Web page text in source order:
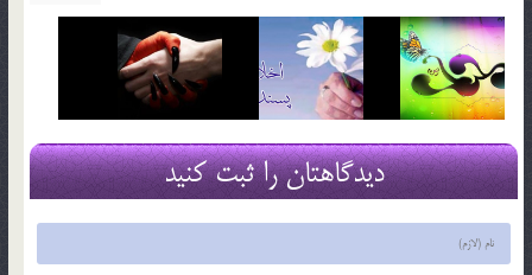
دیدگاهتان را ثبت کنید